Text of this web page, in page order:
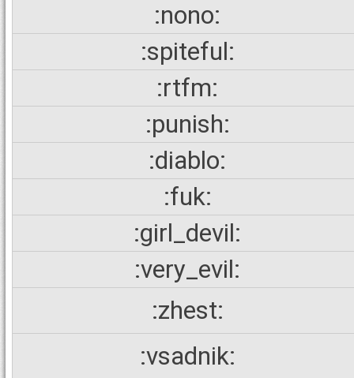
:nono:
:spiteful:
:rtfm:
:punish:
:diablo:
:fuk:
:girl_devil:
:very_evil:
:zhest:
:vsadnik: